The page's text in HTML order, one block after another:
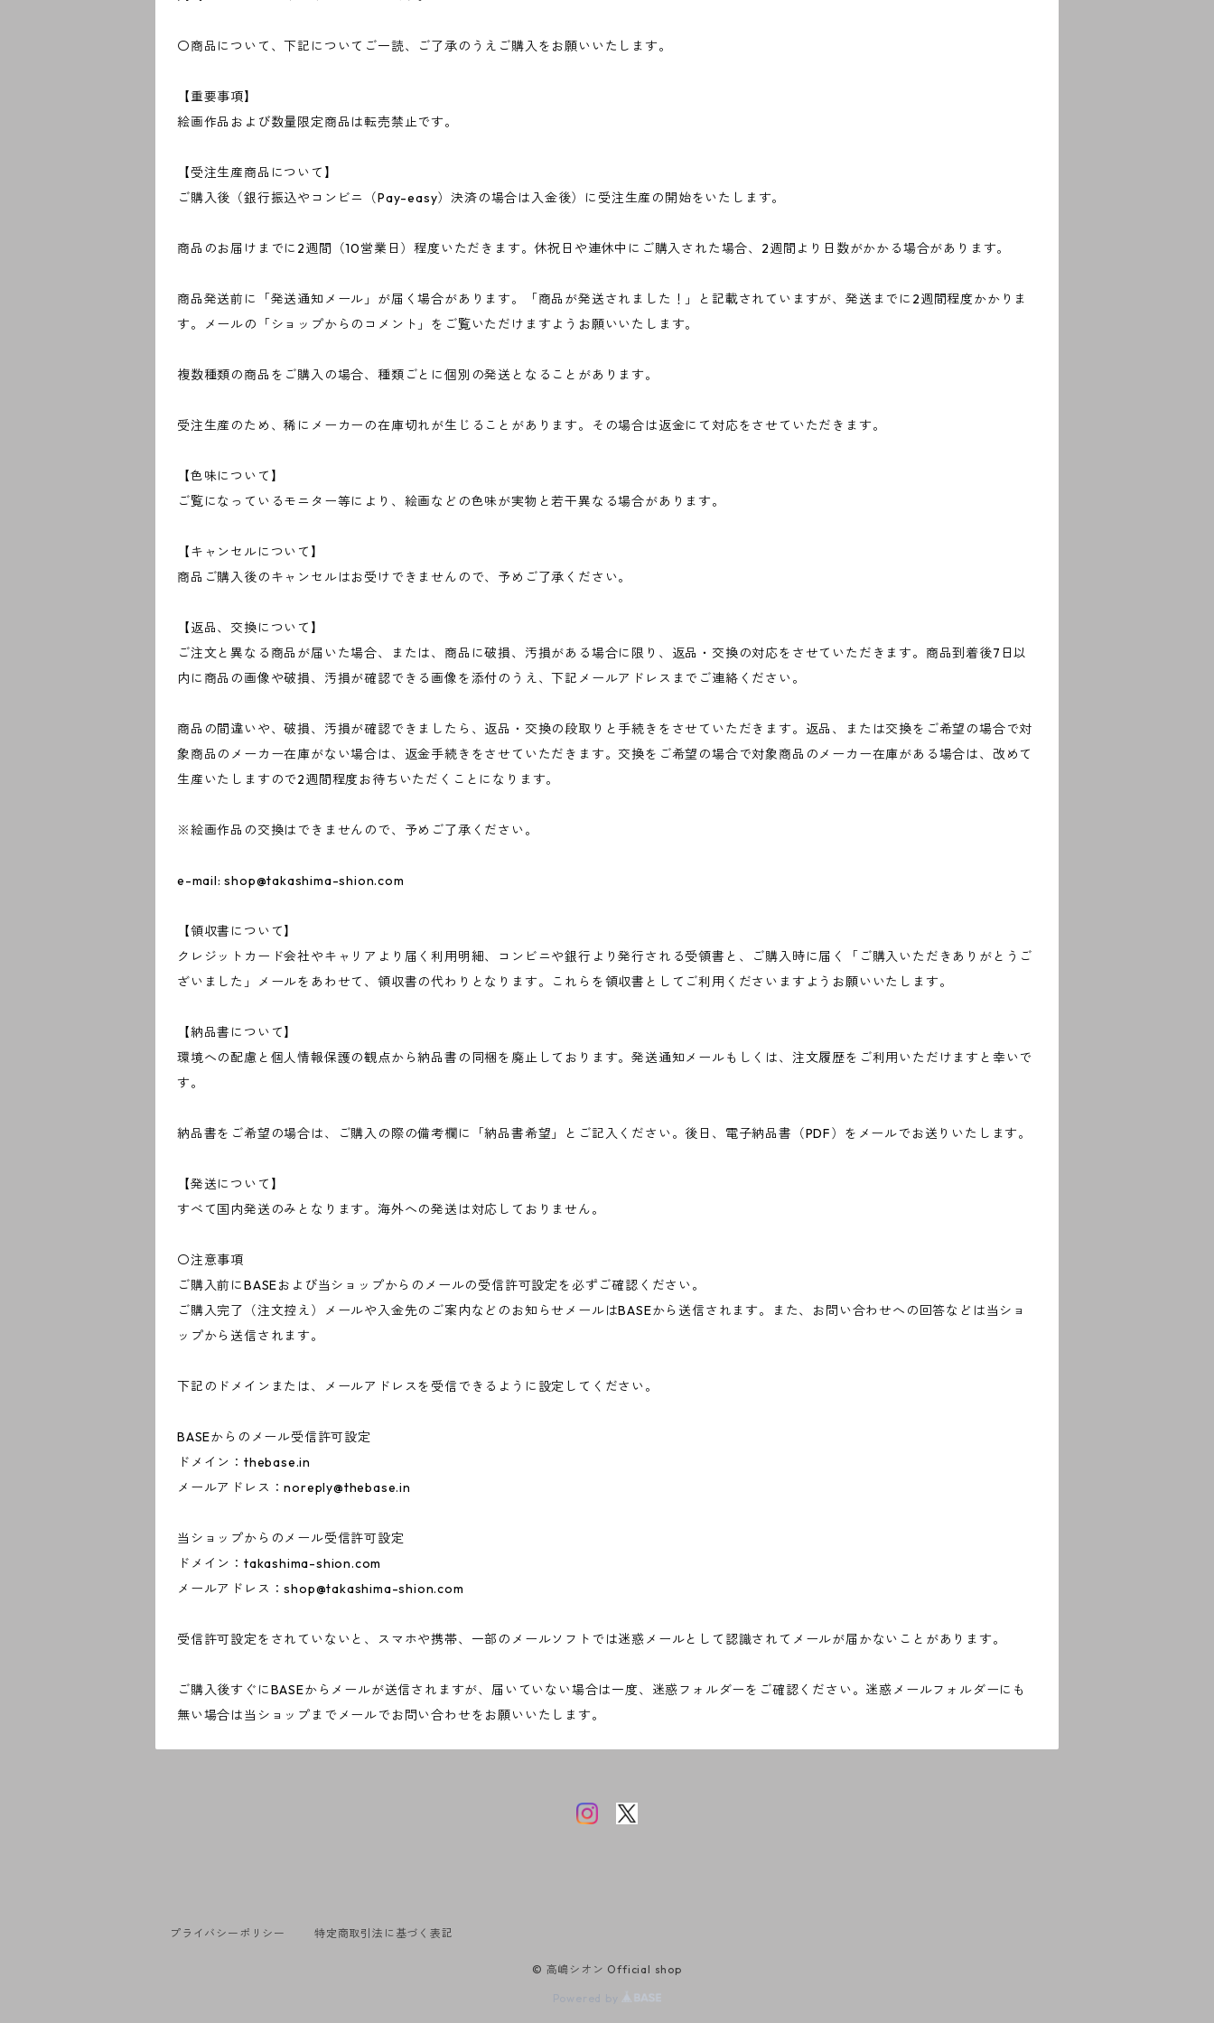
〇商品について、下記についてご一読、ご了承のうえご購入をお願いいたします。
【重要事項】
絵画作品および数量限定商品は転売禁止です。
【受注生産商品について】
ご購入後（銀行振込やコンビニ（Pay-easy）決済の場合は入金後）に受注生産の開始をいたします。
商品のお届けまでに2週間（10営業日）程度いただきます。休祝日や連休中にご購入された場合、2週間より日数がかかる場合があります。
商品発送前に「発送通知メール」が届く場合があります。「商品が発送されました！」と記載されていますが、発送までに2週間程度かかりま
す。メールの「ショップからのコメント」をご覧いただけますようお願いいたします。
複数種類の商品をご購入の場合、種類ごとに個別の発送となることがあります。
受注生産のため、稀にメーカーの在庫切れが生じることがあります。その場合は返金にて対応をさせていただきます。
【色味について】
ご覧になっているモニター等により、絵画などの色味が実物と若干異なる場合があります。
【キャンセルについて】
商品ご購入後のキャンセルはお受けできませんので、予めご了承ください。
【返品、交換について】
ご注文と異なる商品が届いた場合、または、商品に破損、汚損がある場合に限り、返品・交換の対応をさせていただきます。商品到着後7日以
内に商品の画像や破損、汚損が確認できる画像を添付のうえ、下記メールアドレスまでご連絡ください。
商品の間違いや、破損、汚損が確認できましたら、返品・交換の段取りと手続きをさせていただきます。返品、または交換をご希望の場合で対
象商品のメーカー在庫がない場合は、返金手続きをさせていただきます。交換をご希望の場合で対象商品のメーカー在庫がある場合は、改めて
生産いたしますので2週間程度お待ちいただくことになります。
※絵画作品の交換はできませんので、予めご了承ください。
e-mail:shop@takashima-shion.com
【領収書について】
クレジットカード会社やキャリアより届く利用明細、コンビニや銀行より発行される受領書と、ご購入時に届く「ご購入いただきありがとうご
ざいました」メールをあわせて、領収書の代わりとなります。これらを領収書としてご利用くださいますようお願いいたします。
【納品書について】
環境への配慮と個人情報保護の観点から納品書の同梱を廃止しております。発送通知メールもしくは、注文履歴をご利用いただけますと幸いで
す。
納品書をご希望の場合は、ご購入の際の備考欄に「納品書希望」とご記入ください。後日、電子納品書（PDF）をメールでお送りいたします。
【発送について】
すべて国内発送のみとなります。海外への発送は対応しておりません。
〇注意事項
ご購入前にBASEおよび当ショップからのメールの受信許可設定を必ずご確認ください。
ご購入完了（注文控え）メールや入金先のご案内などのお知らせメールはBASEから送信されます。また、お問い合わせへの回答などは当ショ
ップから送信されます。
下記のドメインまたは、メールアドレスを受信できるように設定してください。
BASEからのメール受信許可設定
ドメイン：thebase.in
メールアドレス：noreply@thebase.in
当ショップからのメール受信許可設定
ドメイン：takashima-shion.com
メールアドレス：shop@takashima-shion.com
受信許可設定をされていないと、スマホや携帯、一部のメールソフトでは迷惑メールとして認識されてメールが届かないことがあります。
ご購入後すぐにBASEからメールが送信されますが、届いていない場合は一度、迷惑フォルダーをご確認ください。迷惑メールフォルダーにも
無い場合は当ショップまでメールでお問い合わせをお願いいたします。
プライバシーポリシー 特定商取引法に基づく表記
© 高嶋シオン Official shop
Powered by